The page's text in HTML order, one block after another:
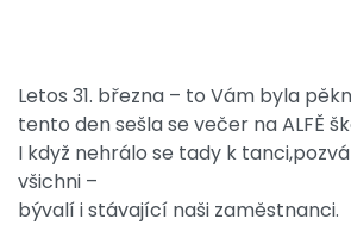
Letos 31. března – to Vám byla
tento den sešla se večer na ALFĚ
I když nehrálo se tady k
všichni –
bývalí i stávající naši zaměstnanci.